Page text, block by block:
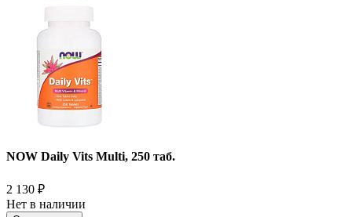
NOW Daily Vits Multi, 250 таб.
2 130 ₽
Нет в наличии